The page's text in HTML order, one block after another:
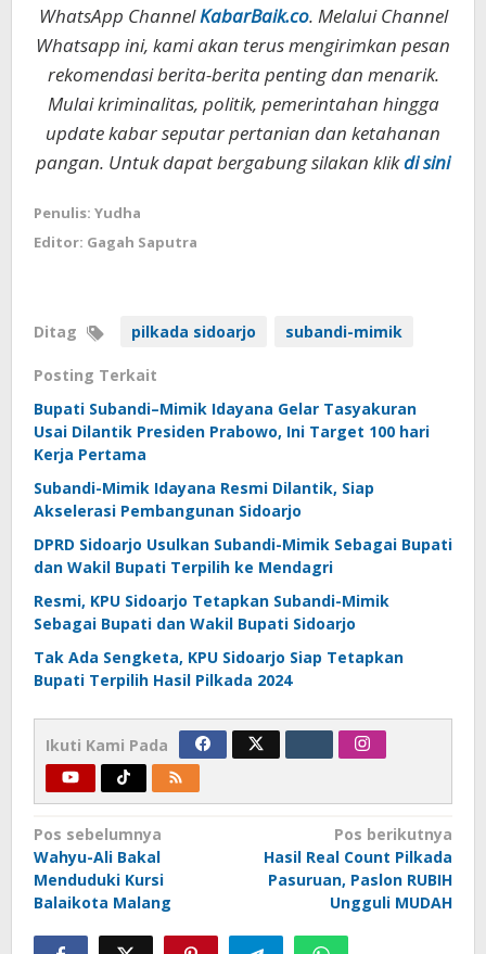
WhatsApp ChannelKabarBaik.co. Melalui Channel
Whatsapp ini, kami akan terus mengirimkan pesan
rekomendasi berita-berita penting dan menarik.
Mulai kriminalitas, politik, pemerintahan hingga
update kabar seputar pertanian dan ketahanan
pangan. Untuk dapat bergabung silakan klikdi sini
Penulis: Yudha
Editor: Gagah Saputra
Ditag pilkada sidoarjo subandi-mimik
Posting Terkait
Bupati Subandi–Mimik Idayana Gelar Tasyakuran
Usai Dilantik Presiden Prabowo, Ini Target 100 hari
Kerja Pertama
Subandi-Mimik Idayana Resmi Dilantik, Siap
Akselerasi Pembangunan Sidoarjo
DPRD Sidoarjo Usulkan Subandi-Mimik Sebagai Bupati
dan Wakil Bupati Terpilih ke Mendagri
Resmi, KPU Sidoarjo Tetapkan Subandi-Mimik
Sebagai Bupati dan Wakil Bupati Sidoarjo
Tak Ada Sengketa, KPU Sidoarjo Siap Tetapkan
Bupati Terpilih Hasil Pilkada 2024
Ikuti Kami Pada
Navigasi
pos
Pos sebelumnya
Wahyu-Ali Bakal
Menduduki Kursi
Balaikota Malang
Pos berikutnya
Hasil Real Count Pilkada
Pasuruan, Paslon RUBIH
Ungguli MUDAH